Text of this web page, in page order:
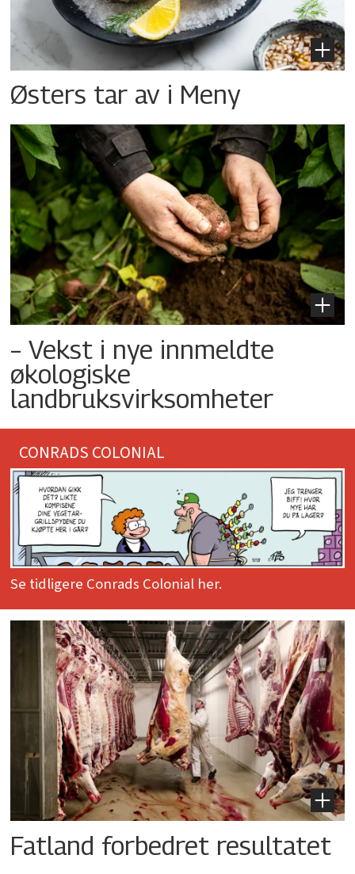
Østers tar av i Meny
– Vekst i nye innmeldte
økologiske
landbruksvirksomheter
CONRADS COLONIAL
Se tidligere Conrads Colonial her.
Fatland forbedret resultatet